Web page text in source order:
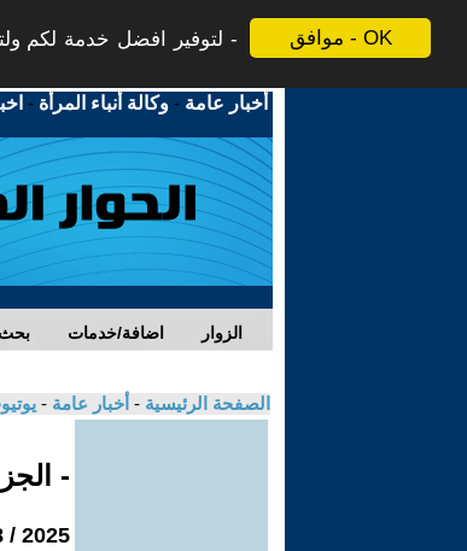
موافق - OK
لتوفير افضل خدمة لكم
أخبار عامة -وكالة أنباء المرأة -
اضافة/خدمات الزوار
الصفحة الرئيسية - أخبار عامة -
-
2025 / 8 / 12